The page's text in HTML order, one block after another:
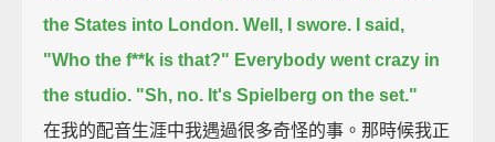
the States into London. Well, I swore.
I said,
"Who the f**k is that?" Everybody went crazy in
the studio. "Sh, no. It's Spielberg on the set."
在我的配音生涯中我遇過很多奇怪的事。那時候我正